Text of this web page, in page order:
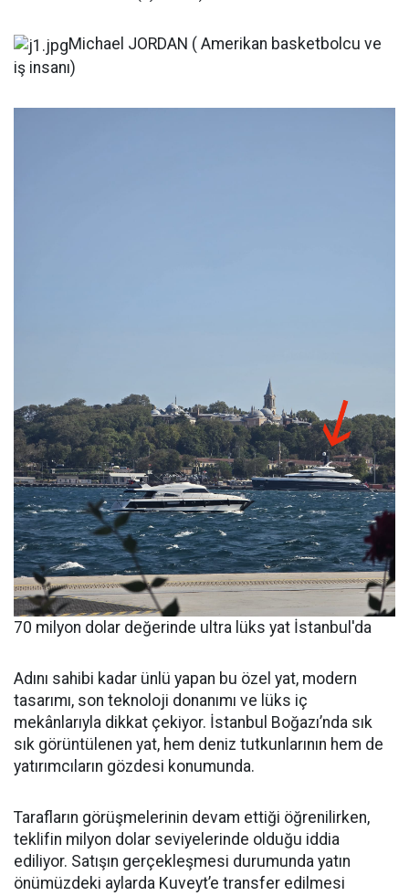
Michael JORDAN ( Amerikan basketbolcu ve
iş insanı)
70 milyon dolar değerinde ultra lüks yat İstanbul'da
Adını sahibi kadar ünlü yapan bu özel yat, modern
tasarımı, son teknoloji donanımı ve lüks iç
mekânlarıyla dikkat çekiyor. İstanbul Boğazı’nda sık
sık görüntülenen yat, hem deniz tutkunlarının hem de
yatırımcıların gözdesi konumunda.
Tarafların görüşmelerinin devam ettiği öğrenilirken,
teklifin milyon dolar seviyelerinde olduğu iddia
ediliyor. Satışın gerçekleşmesi durumunda yatın
önümüzdeki aylarda Kuveyt’e transfer edilmesi